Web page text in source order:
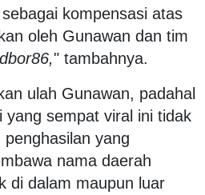
kompensasi atas
oleh Gunawan dan tim
" tambahnya.
ulah Gunawan, padahal
yang sempat viral ini tidak
yang
nama daerah
di dalam maupun luar